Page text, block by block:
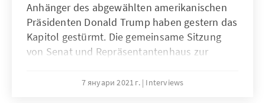
Anhänger des abgewählten amerikanischen
Präsidenten Donald Trump haben gestern das
Kapitol gestürmt. Die gemeinsame Sitzung
von Senat und Repräsentantenhaus zur
Präsidentschaftswahlergebnisse musste
7 януари 2021 г. Interviews